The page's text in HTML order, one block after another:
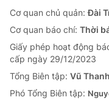
Cơ quan chủ quản:Đài
Cơ quan báo chí: Thời
Giấy phép hoạt động
cấp ngày 29/12/2023
Tổng Biên tập: Vũ
Phó Tổng Biên tập: